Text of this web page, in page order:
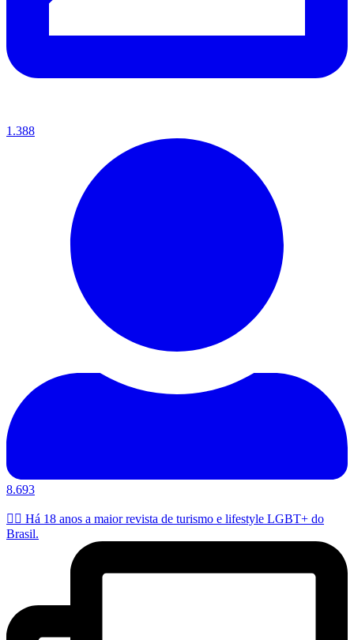
1.388
8.693
🏳️‍🌈 Há 18 anos a maior revista de turismo e lifestyle LGBT+ do
Brasil.